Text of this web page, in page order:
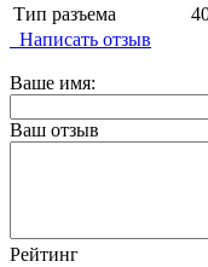
Тип разъема
Написать отзыв
Ваше имя:
Ваш отзыв
Рейтинг